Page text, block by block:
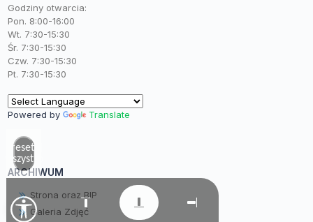
Godziny otwarcia:
Pon. 8:00-16:00
Wt. 7:30-15:30
Śr. 7:30-15:30
Czw. 7:30-15:30
Pt. 7:30-15:30
Powered by Translate
ARCHIWUM
Strona oraz BIP
Galeria Zdjęć
Zresetuj
wszystko